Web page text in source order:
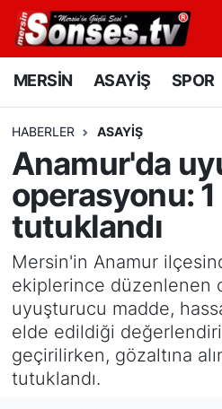
MERSİN ASAYİŞ SPOR
HABERLER ASAYİŞ
Anamur'da
operasyonu:
tutuklandı
Mersin'in Anamur
ekiplerince düzenlenen
uyuşturucu madde,
elde edildiği
geçirilirken, gözaltına
tutuklandı.
MERSİN
SPOR
GÜNÜN MANŞETİ
DÜNYA
KÜLTÜR - SANAT
MAGAZİN
SAĞLIK
Mersin Nöbetçi
Mersin Namaz Vakitleri
Mersin Trafik
Süper Lig Puan
Tüm Manşetler
Son Dakika Haberleri
Haber Arşivi